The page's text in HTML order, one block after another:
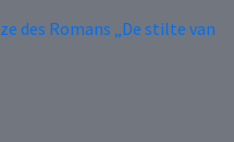
des Romans „De stilte van